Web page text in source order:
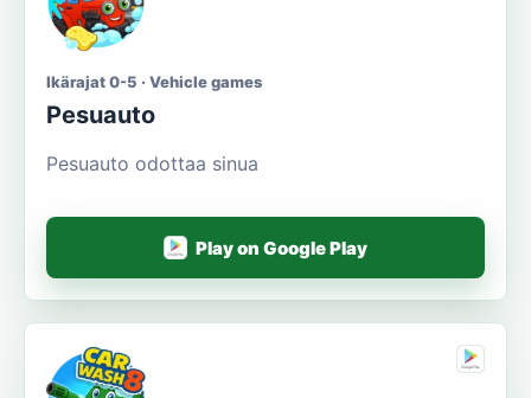
Ikärajat 0-5 · Vehicle games
Pesuauto
Pesuauto odottaa sinua
Play on Google Play